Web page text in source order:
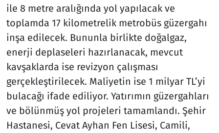
ile 8 metre aralığında yol yapılacak ve
toplamda 17 kilometrelik metrobüs güzergahı
inşa edilecek. Bununla birlikte doğalgaz,
enerji deplaseleri hazırlanacak, mevcut
kavşaklarda ise revizyon çalışması
gerçekleştirilecek. Maliyetin ise 1 milyar TL’yi
bulacağı ifade ediliyor. Yatırımın güzergahları
ve bölünmüş yol projeleri tamamlandı. Şehir
Hastanesi, Cevat Ayhan Fen Lisesi, Camili,